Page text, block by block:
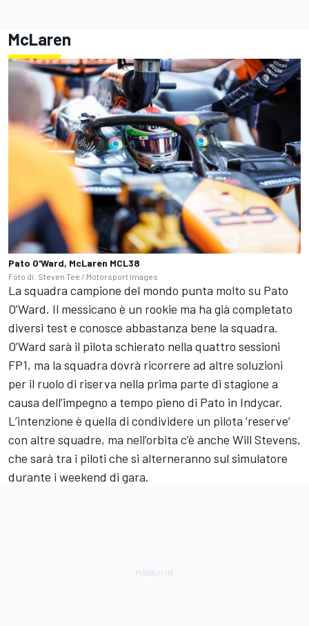
McLaren
Pato O'Ward, McLaren MCL38
Foto di: Steven Tee / Motorsport Images
La squadra campione del mondo punta molto su Pato
O’Ward. Il messicano è un rookie ma ha già completato
diversi test e conosce abbastanza bene la squadra.
O’Ward sarà il pilota schierato nella quattro sessioni
FP1, ma la squadra dovrà ricorrere ad altre soluzioni
per il ruolo di riserva nella prima parte di stagione a
causa dell’impegno a tempo pieno di Pato in Indycar.
L’intenzione è quella di condividere un pilota ‘reserve’
con altre squadre, ma nell’orbita c’è anche Will Stevens,
che sarà tra i piloti che si alterneranno sul simulatore
durante i weekend di gara.